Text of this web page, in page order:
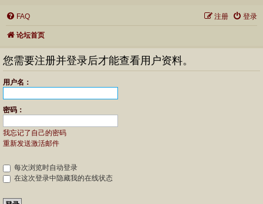
FAQ 登录
注册
论坛首页
您需要注册并登录后才能查看用户资料。
用户名：
密码：
我忘记了自己的密码
重新发送激活邮件
每次浏览时自动登录
在这次登录中隐藏我的在线状态